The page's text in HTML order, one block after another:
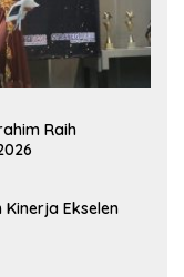
Raih
Kinerja Ekselen